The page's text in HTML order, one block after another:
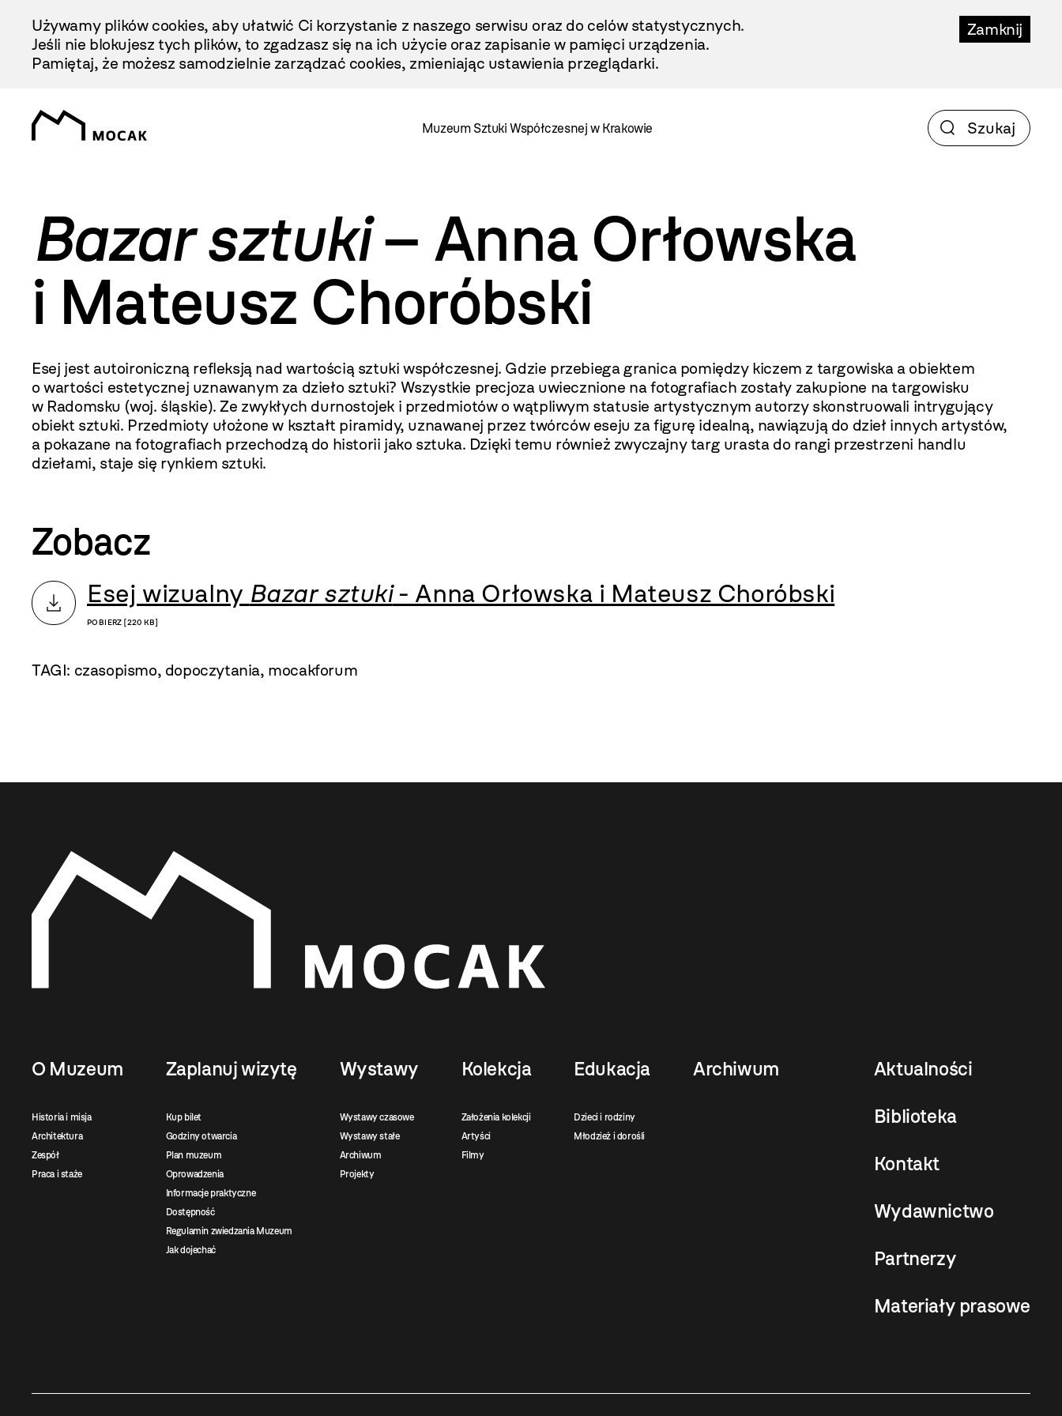
Treści
Zamknij
Używamy plików cookies, aby ułatwić Ci korzystanie z naszego serwisu oraz do celów statystycznych.
Jeśli nie blokujesz tych plików, to zgadzasz się na ich użycie oraz zapisanie w pamięci urządzenia.
Pamiętaj, że możesz samodzielnie zarządzać cookies, zmieniając ustawienia przeglądarki.
Muzeum Sztuki Współczesnej w Krakowie
Bazar sztuki– Anna Orłowska
i Mateusz Choróbski
Esej jest autoironiczną refleksją nad wartością sztuki współczesnej. Gdzie przebiega granica pomiędzy kiczem z targowiska a obiektem
o wartości estetycznej uznawanym za dzieło sztuki? Wszystkie precjoza uwiecznione na fotografiach zostały zakupione na targowisku
w Radomsku (woj. śląskie). Ze zwykłych durnostojek i przedmiotów o wątpliwym statusie artystycznym autorzy skonstruowali intrygujący
obiekt sztuki. Przedmioty ułożone w kształt piramidy, uznawanej przez twórców eseju za figurę idealną, nawiązują do dzieł innych artystów,
a pokazane na fotografiach przechodzą do historii jako sztuka. Dzięki temu również zwyczajny targ urasta do rangi przestrzeni handlu
dziełami, staje się rynkiem sztuki.
Zobacz
Esej wizualny Bazar sztuki- Anna Orłowska i Mateusz Choróbski
POBIERZ [220 KB]
TAGI: czasopismo, dopoczytania, mocakforum
O Muzeum
Historia i misja
Architektura
Zespół
Praca i staże
Zaplanuj wizytę
Kup bilet
Godziny otwarcia
Plan muzeum
Oprowadzenia
Informacje praktyczne
Dostępność
Regulamin zwiedzania Muzeum
Jak dojechać
Wystawy
Wystawy czasowe
Wystawy stałe
Archiwum
Projekty
Kolekcja
Założenia kolekcji
Artyści
Filmy
Edukacja
Dzieci i rodziny
Młodzież i dorośli
Archiwum Aktualności
Biblioteka
Kontakt
Wydawnictwo
Partnerzy
Materiały prasowe